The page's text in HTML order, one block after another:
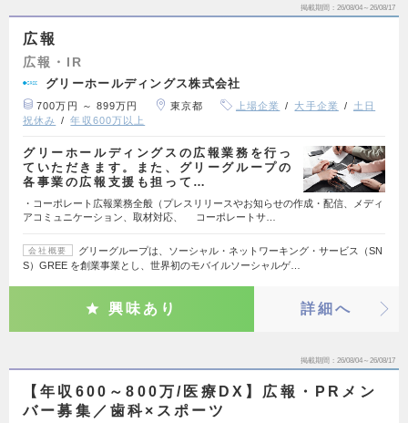
掲載期間 26/08/04～26/08/17
広報
広報・IR
グリーホールディングス株式会社
700万円 ～ 899万円 東京都 上場企業 大手企業
土日
祝休み
年収600万以上
グリーホールディングスの広報業務を行っ
ていただきます。また、グリーグループの
各事業の広報支援も担って…
・コーポレート広報業務全般（プレスリリースやお知らせの作成・配信、メディ
アコミュニケーション、取材対応、 コーポレートサ…
会社概要
グリーグループは、ソーシャル・ネットワーキング・サービス（SN
S）GREE を創業事業とし、世界初のモバイルソーシャルゲ…
興味あり 詳細へ
掲載期間 26/08/04～26/08/17
【年収600～800万/医療DX】広報・PRメン
バー募集／歯科×スポーツ